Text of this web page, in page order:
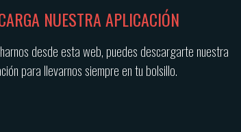
NUESTRA APLICACIÓN
desde esta web, puedes descargarte nuestra
para llevarnos siempre en tu bolsillo.